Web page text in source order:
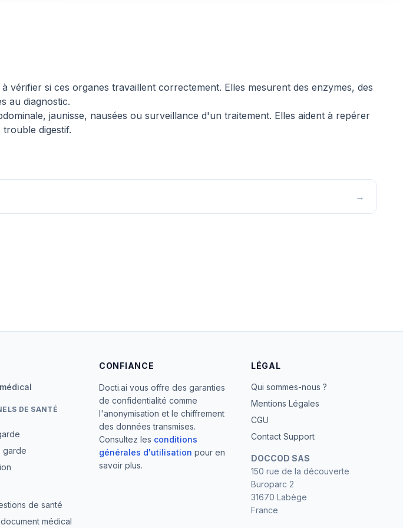
vérifier si ces organes travaillent correctement. Elles mesurent des enzymes, des
au diagnostic.
jaunisse, nausées ou surveillance d'un traitement. Elles aident à repérer
digestif.
→
DE SANTÉ
garde
de santé
médical
CONFIANCE
Docti.ai vous offre des garanties
de confidentialité comme
l'anonymisation et le chiffrement
des données transmises.
Consultez les conditions
générales d'utilisation pour en
savoir plus.
LÉGAL
Qui sommes-nous ?
Mentions Légales
CGU
Contact Support
DOCCOD SAS
150 rue de la découverte
Buroparc 2
31670 Labège
France